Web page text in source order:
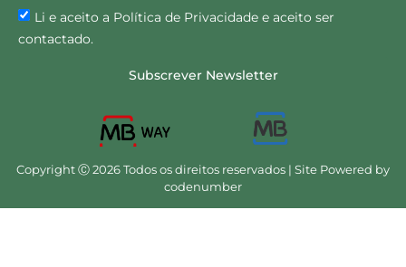
Li e aceito a Política de Privacidade e aceito ser
contactado.
Subscrever Newsletter
Copyright Ⓒ 2026 Todos os direitos reservados | Site Powered by
codenumber